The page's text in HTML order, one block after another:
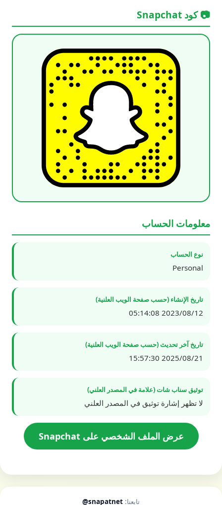
📷 كود Snapchat
معلومات الحساب
نوع الحساب
Personal
تاريخ الإنشاء (حسب صفحة الويب العلنية)
2023/08/12 05:14:08
تاريخ آخر تحديث (حسب صفحة الويب العلنية)
2025/08/21 15:57:30
توثيق سناب شات (علامة في المصدر العلني)
لا تظهر إشارة توثيق في المصدر العلني
عرض الملف الشخصي على Snapchat
تابعنا: @snapatnet